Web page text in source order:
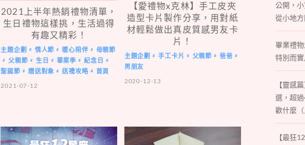
2021上半年熱銷禮物清單，
生日禮物這樣挑，生活過得
有趣又精彩！
主題企劃 # 情人節 # 暖心陪伴 # 母親節
# 父親節 # 生日 # 畢業季 # 紀念日 #
聖誕節 # 贈送對象 # 送禮攻略 #
首頁
2021-07-12
【愛禮物x克林】手工皮夾
造型卡片製作分享，用對紙
材輕鬆做出真皮質感男友卡
片！
主題企劃 # 手工卡片 # 父親節 # 爸爸 #
男朋友
2020-12-13
公開，
從小地
畢業禮
特別而
【靈感
選，超
歡什麼（
【最狂